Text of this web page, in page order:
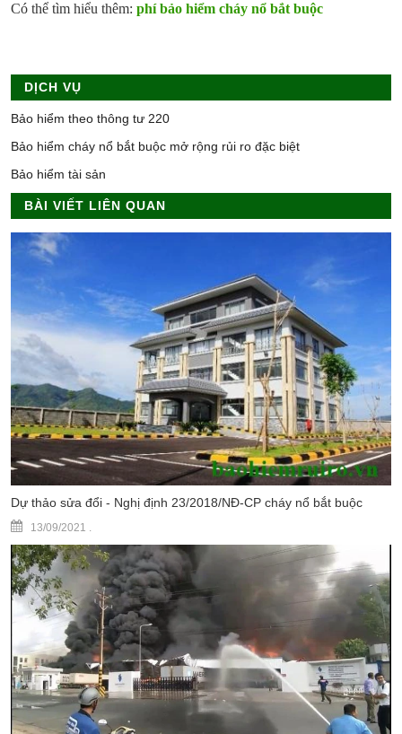
Có thể tìm hiểu thêm: phí bảo hiểm cháy nổ bắt buộc
DỊCH VỤ
Bảo hiểm theo thông tư 220
Bảo hiểm cháy nổ bắt buộc mở rộng rủi ro đặc biệt
Bảo hiểm tài sản
BÀI VIẾT LIÊN QUAN
Dự thảo sửa đổi - Nghị định 23/2018/NĐ-CP cháy nổ bắt buộc
13/09/2021 .